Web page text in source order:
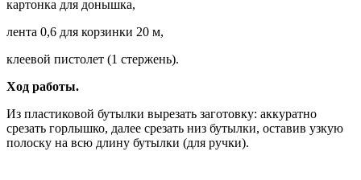
картонка для донышка,
лента 0,6 для корзинки 20 м,
клеевой пистолет (1 стержень).
Ход работы.
Из пластиковой бутылки вырезать заготовку: аккуратно
срезать горлышко, далее срезать низ бутылки, оставив узкую
полоску на всю длину бутылки (для ручки).